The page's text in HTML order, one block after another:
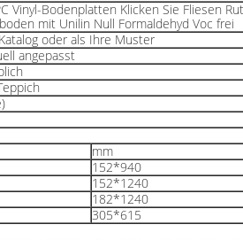
Vinyl-Bodenplatten Klicken Sie Fliesen
mit Unilin Null Formaldehyd Voc frei
oder als Ihre Muster
angepasst
mm
152*940
152*1240
182*1240
305*615